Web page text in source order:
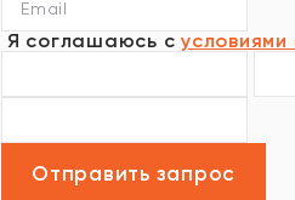
Я соглашаюсь с